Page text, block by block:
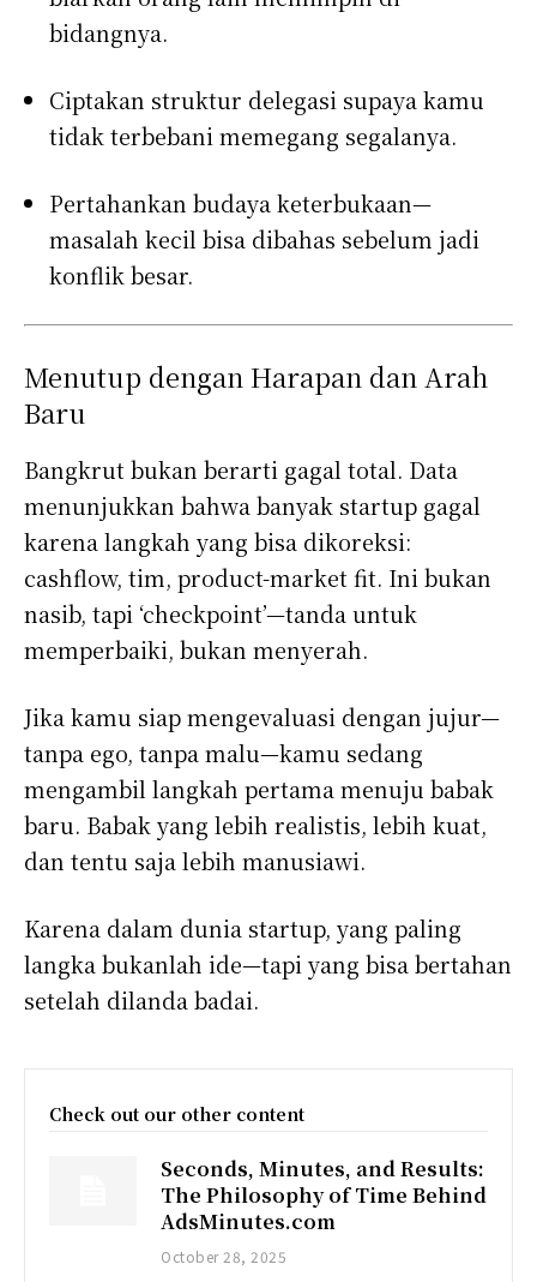
bidangnya.
Ciptakan struktur delegasi supaya kamu
tidak terbebani memegang segalanya.
Pertahankan budaya keterbukaan—
masalah kecil bisa dibahas sebelum jadi
konflik besar.
Menutup dengan Harapan dan Arah
Baru
Bangkrut bukan berarti gagal total. Data
menunjukkan bahwa banyak startup gagal
karena langkah yang bisa dikoreksi:
cashflow, tim, product-market fit. Ini bukan
nasib, tapi ‘checkpoint’—tanda untuk
memperbaiki, bukan menyerah.
Jika kamu siap mengevaluasi dengan jujur—
tanpa ego, tanpa malu—kamu sedang
mengambil langkah pertama menuju babak
baru. Babak yang lebih realistis, lebih kuat,
dan tentu saja lebih manusiawi.
Karena dalam dunia startup, yang paling
langka bukanlah ide—tapi yang bisa bertahan
setelah dilanda badai.
Check out our other content
Seconds, Minutes, and Results:
The Philosophy of Time Behind
AdsMinutes.com
October 28, 2025